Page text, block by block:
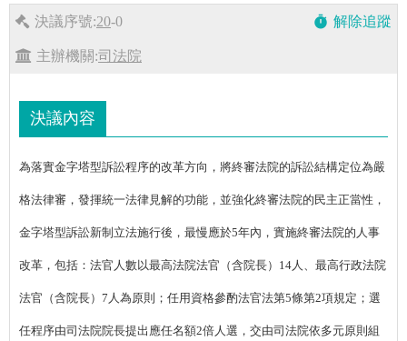
決議序號:20-0 timer 解除追蹤
主辦機關:司法院
決議內容
為落實金字塔型訴訟程序的改革方向，將終審法院的訴訟結構定位為嚴
格法律審，發揮統一法律見解的功能，並強化終審法院的民主正當性，
金字塔型訴訟新制立法施行後，最慢應於5年內，實施終審法院的人事
改革，包括：法官人數以最高法院法官（含院長）14人、最高行政法院
法官（含院長）7人為原則；任用資格參酌法官法第5條第2項規定；選
任程序由司法院院長提出應任名額2倍人選，交由司法院依多元原則組